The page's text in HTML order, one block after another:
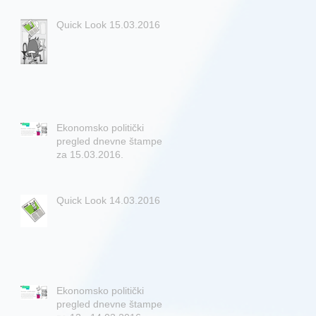
Quick Look 15.03.2016
Ekonomsko politički
pregled dnevne štampe
za 15.03.2016.
Quick Look 14.03.2016
Ekonomsko politički
pregled dnevne štampe